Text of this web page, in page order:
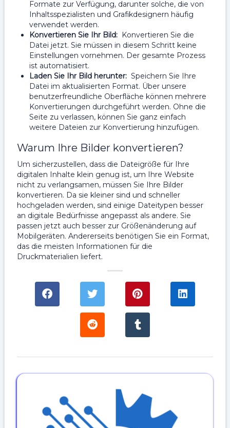
Formate zur Verfügung, darunter solche, die von
Inhaltsspezialisten und Grafikdesignern häufig
verwendet werden.
Konvertieren Sie Ihr Bild: Konvertieren Sie die
Datei jetzt. Sie müssen in diesem Schritt keine
Einstellungen vornehmen. Der gesamte Prozess
ist automatisiert.
Laden Sie Ihr Bild herunter: Speichern Sie Ihre
Datei im aktualisierten Format. Über unsere
benutzerfreundliche Oberfläche können mehrere
Konvertierungen durchgeführt werden. Ohne die
Seite zu verlassen, können Sie ganz einfach
weitere Dateien zur Konvertierung hinzufügen.
Warum Ihre Bilder konvertieren?
Um sicherzustellen, dass die Dateigröße für Ihre
digitalen Inhalte klein genug ist, um Ihre Website
nicht zu verlangsamen, müssen Sie Ihre Bilder
konvertieren. Da sie kleiner sind und schneller
hochgeladen werden, sind einige Dateitypen besser
an digitale Bedürfnisse angepasst als andere. Sie
passen jetzt auch besser zur Größenänderung auf
Mobilgeräten. Andererseits benötigen Sie ein Format,
das die meisten Informationen für die
Druckmaterialien liefert.